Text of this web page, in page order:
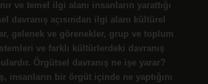
ve temel ilgi alanı insanların yarattığı
davranış açısından ilgi alanı kültürel
gelenek ve görenekler, grup ve toplum
ve farklı kültürlerdeki davranış
Örgütsel davranış ne işe yarar?
insanların bir örgüt içinde ne yaptığını